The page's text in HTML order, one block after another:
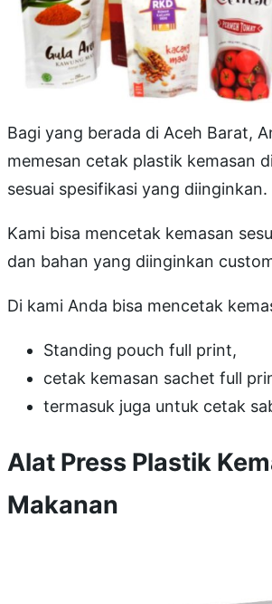
Bagi yang berada di Aceh Barat,
memesan cetak plastik kemasan
sesuai spesifikasi yang diinginkan.
Kami bisa mencetak kemasan
dan bahan yang diinginkan
Di kami Anda bisa mencetak
Standing pouch full print,
cetak kemasan sachet full
termasuk juga untuk cetak
Alat Press Plastik
Makanan